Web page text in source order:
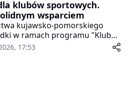
klubów sportowych.
wsparciem
kujawsko-pomorskiego
w ramach programu "Klub
do klubów sportowych trafiło
17:53